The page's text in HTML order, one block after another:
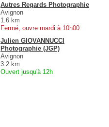
Autres Regards Photographie
Avignon
1.6 km
Fermé, ouvre mardi à 10h00
Julien GIOVANNUCCI
Photographie (JGP)
Avignon
3.2 km
Ouvert jusqu'à 12h